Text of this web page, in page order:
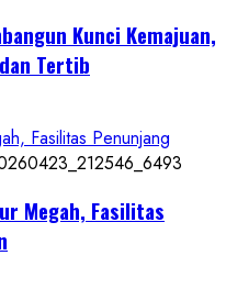
Kunci Kemajuan,
Tertib
Fasilitas Penunjang
Megah, Fasilitas